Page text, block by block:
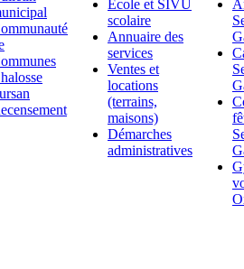
Ecole et SIVU
scolaire
Annuaire des
services
Ventes et
locations
(terrains,
maisons)
Démarches
administratives